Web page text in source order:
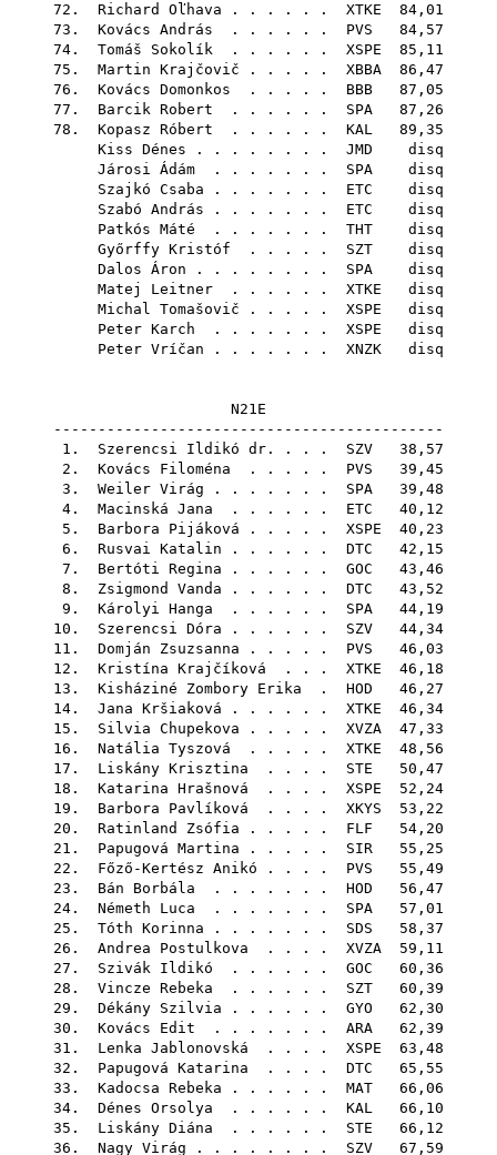
72. Richard Oľhava . . . . . . XTKE 84,01
73. Kovács András . . . . . . PVS 84,57
74. Tomáš Sokolík . . . . . . XSPE 85,11
75. Martin Krajčovič . . . . . XBBA 86,47
76. Kovács Domonkos . . . . . BBB 87,05
77. Barcik Robert . . . . . . SPA 87,26
78. Kopasz Róbert . . . . . . KAL 89,35
Kiss Dénes . . . . . . . . JMD disq
Járosi Ádám . . . . . . . SPA disq
Szajkó Csaba . . . . . . . ETC disq
Szabó András . . . . . . . ETC disq
Patkós Máté . . . . . . . THT disq
Győrffy Kristóf . . . . . SZT disq
Dalos Áron . . . . . . . . SPA disq
Matej Leitner . . . . . . XTKE disq
Michal Tomašovič . . . . . XSPE disq
Peter Karch . . . . . . . XSPE disq
Peter Vríčan . . . . . . . XNZK disq
N21E
--------------------------------------------
1. Szerencsi Ildikó dr. . . . SZV 38,57
2. Kovács Filoména . . . . . PVS 39,45
3. Weiler Virág . . . . . . . SPA 39,48
4. Macinská Jana . . . . . . ETC 40,12
5. Barbora Pijáková . . . . . XSPE 40,23
6. Rusvai Katalin . . . . . . DTC 42,15
7. Bertóti Regina . . . . . . GOC 43,46
8. Zsigmond Vanda . . . . . . DTC 43,52
9. Károlyi Hanga . . . . . . SPA 44,19
10. Szerencsi Dóra . . . . . . SZV 44,34
11. Domján Zsuzsanna . . . . . PVS 46,03
12. Kristína Krajčíková . . . XTKE 46,18
13. Kisháziné Zombory Erika . HOD 46,27
14. Jana Kršiaková . . . . . . XTKE 46,34
15. Silvia Chupekova . . . . . XVZA 47,33
16. Natália Tyszová . . . . . XTKE 48,56
17. Liskány Krisztina . . . . STE 50,47
18. Katarina Hrašnová . . . . XSPE 52,24
19. Barbora Pavlíková . . . . XKYS 53,22
20. Ratinland Zsófia . . . . . FLF 54,20
21. Papugová Martina . . . . . SIR 55,25
22. Főző-Kertész Anikó . . . . PVS 55,49
23. Bán Borbála . . . . . . . HOD 56,47
24. Németh Luca . . . . . . . SPA 57,01
25. Tóth Korinna . . . . . . . SDS 58,37
26. Andrea Postulkova . . . . XVZA 59,11
27. Szivák Ildikó . . . . . . GOC 60,36
28. Vincze Rebeka . . . . . . SZT 60,39
29. Dékány Szilvia . . . . . . GYO 62,30
30. Kovács Edit . . . . . . . ARA 62,39
31. Lenka Jablonovská . . . . XSPE 63,48
32. Papugová Katarina . . . . DTC 65,55
33. Kadocsa Rebeka . . . . . . MAT 66,06
34. Dénes Orsolya . . . . . . KAL 66,10
35. Liskány Diána . . . . . . STE 66,12
36. Nagy Virág . . . . . . . . SZV 67,59